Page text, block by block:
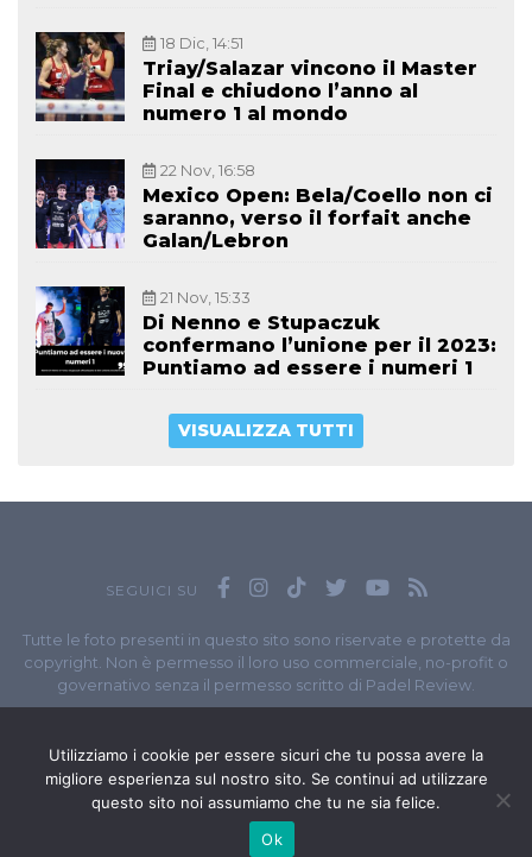
18 Dic, 14:51
Triay/Salazar vincono il Master
Final e chiudono l’anno al
numero 1 al mondo
22 Nov, 16:58
Mexico Open: Bela/Coello non ci
saranno, verso il forfait anche
Galan/Lebron
21 Nov, 15:33
Di Nenno e Stupaczuk
confermano l’unione per il 2023:
Puntiamo ad essere i numeri 1
VISUALIZZA TUTTI
SEGUICI SU
Tutte le foto presenti in questo sito sono riservate e protette da
copyright. Non è permesso il loro uso commerciale, no-profit o
governativo senza il permesso scritto di Padel Review.
// P.I. 11965351007
© Copyright 2020-2026 // Web Developer
Utilizziamo i cookie per essere sicuri che tu possa avere la
migliore esperienza sul nostro sito. Se continui ad utilizzare
questo sito noi assumiamo che tu ne sia felice.
Ok